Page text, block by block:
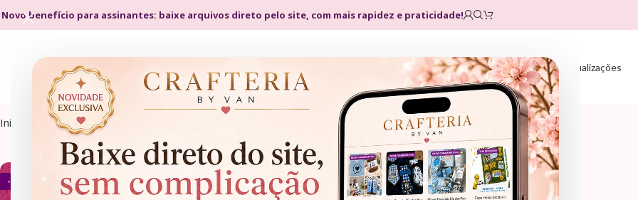
Novo benefício para assinantes: baixe arquivos direto pelo site, com mais rapidez e praticidade!
Home Loja Planos Atualizações
Início Chaveiro
ARQUIVOS DE CORTE
- 91%